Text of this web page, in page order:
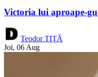
Victoria lui aproape-
Teodor TIȚĂ
Joi, 06 Aug